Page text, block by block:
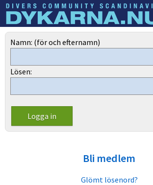
Dyknyheter
Namn: (för och efternamn)
Lösen:
Bli medlem
Glömt lösenord?